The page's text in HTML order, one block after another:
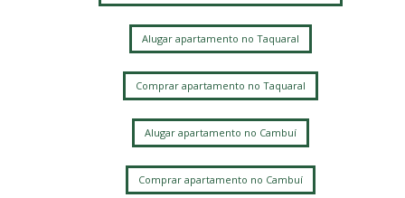
Alugar apartamento no Taquaral
Comprar apartamento no Taquaral
Alugar apartamento no Cambuí
Comprar apartamento no Cambuí